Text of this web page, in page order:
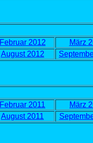
Februar 2012
März
August 2012
Februar 2011
März
August 2011